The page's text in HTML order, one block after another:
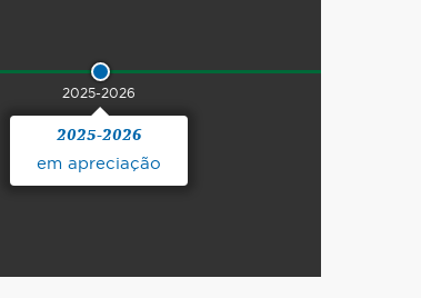
2025-2026
2025-2026
em apreciação